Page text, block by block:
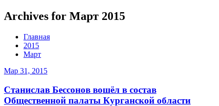
Archives for Март 2015
Главная
2015
Март
Мар 31, 2015
Станислав Бессонов вошёл в состав
Общественной палаты Курганской области